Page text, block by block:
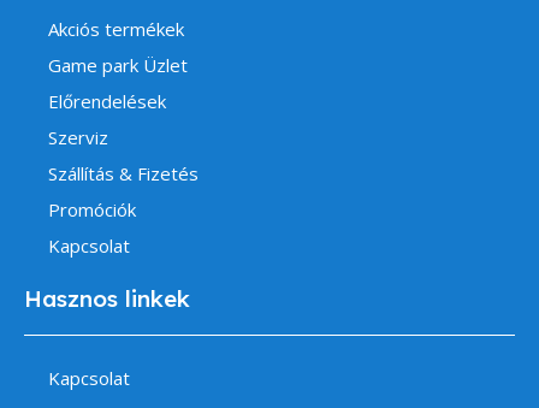
Akciós termékek
Game park Üzlet
Előrendelések
Szerviz
Szállítás & Fizetés
Promóciók
Kapcsolat
Hasznos linkek
Kapcsolat